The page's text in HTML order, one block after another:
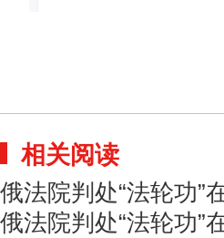
相关阅读
俄法院判处“法轮功”
俄法院判处“法轮功”